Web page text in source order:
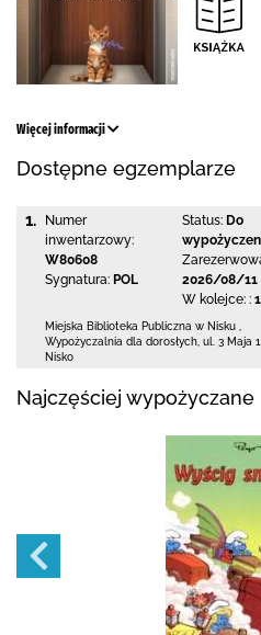
Więcej informacji
Dostępne egzemplarze
1.
Numer
inwentarzowy:
W80608
Sygnatura: POL
Status: Do
2026/08/11
W kolejce: : 1
Miejska Biblioteka Publiczna w Nisku
Wypożyczalnia dla dorosłych, ul. 3 Maja
Nisko
Najczęściej wypożyczane